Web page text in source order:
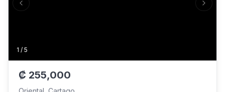
1 / 5
Previous slide Next
₡ 255,000